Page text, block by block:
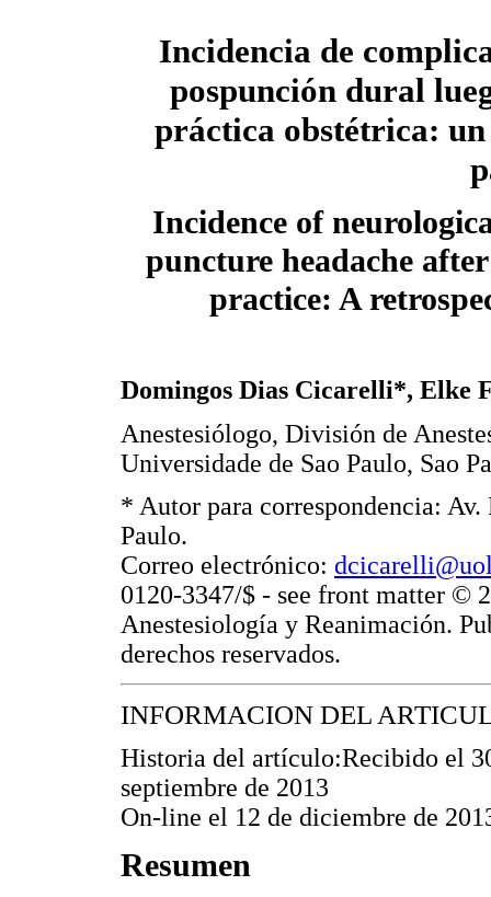
Incidencia de
pospunción dural
práctica obstétrica:
Incidence of
puncture headache
practice: A
Domingos Dias Cicarelli*, Elke
Anestesiólogo, División de
Universidade de Sao Paulo, Sao
* Autor para correspondencia:
Paulo.
Correo electrónico:
0120-3347/$ - see front matter ©
Anestesiología y Reanimación.
derechos reservados.
INFORMACION DEL
Historia del artículo:Recibido el
septiembre de 2013
On-line el 12 de diciembre de
Resumen